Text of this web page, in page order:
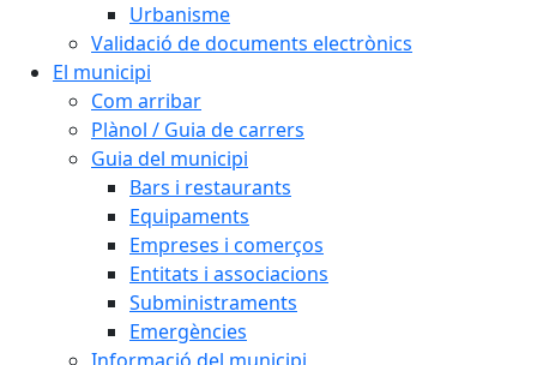
Urbanisme
Validació de documents electrònics
El municipi
Com arribar
Plànol / Guia de carrers
Guia del municipi
Bars i restaurants
Equipaments
Empreses i comerços
Entitats i associacions
Subministraments
Emergències